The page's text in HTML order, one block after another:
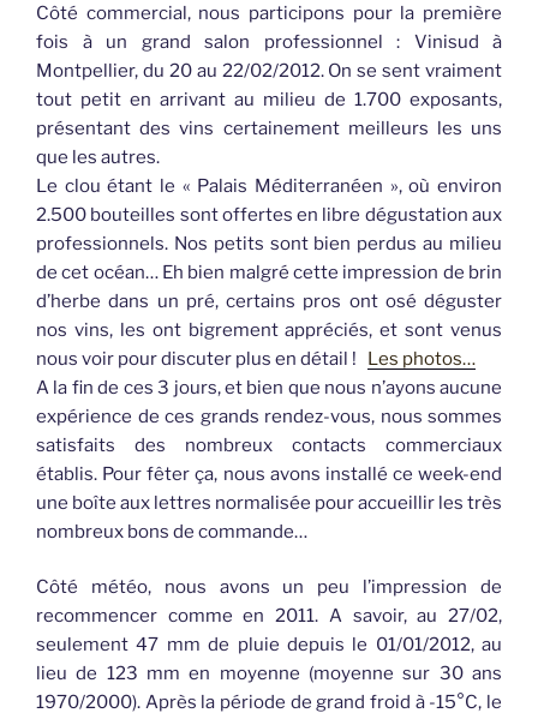
Côté commercial, nous participons pour la première
fois à un grand salon professionnel : Vinisud à
Montpellier, du 20 au 22/02/2012. On se sent vraiment
tout petit en arrivant au milieu de 1.700 exposants,
présentant des vins certainement meilleurs les uns
que les autres.
Le clou étant le « Palais Méditerranéen », où environ
2.500 bouteilles sont offertes en libre dégustation aux
professionnels. Nos petits sont bien perdus au milieu
de cet océan… Eh bien malgré cette impression de brin
d’herbe dans un pré, certains pros ont osé déguster
nos vins, les ont bigrement appréciés, et sont venus
nous voir pour discuter plus en détail ! Les photos…
A la fin de ces 3 jours, et bien que nous n’ayons aucune
expérience de ces grands rendez-vous, nous sommes
satisfaits des nombreux contacts commerciaux
établis. Pour fêter ça, nous avons installé ce week-end
une boîte aux lettres normalisée pour accueillir les très
nombreux bons de commande…
Côté météo, nous avons un peu l’impression de
recommencer comme en 2011. A savoir, au 27/02,
seulement 47 mm de pluie depuis le 01/01/2012, au
lieu de 123 mm en moyenne (moyenne sur 30 ans
1970/2000). Après la période de grand froid à -15°C, le